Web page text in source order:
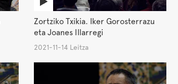
Zortziko Txikia. Iker Gorosterrazu
eta Joanes Illarregi
2021-11-14 Leitza